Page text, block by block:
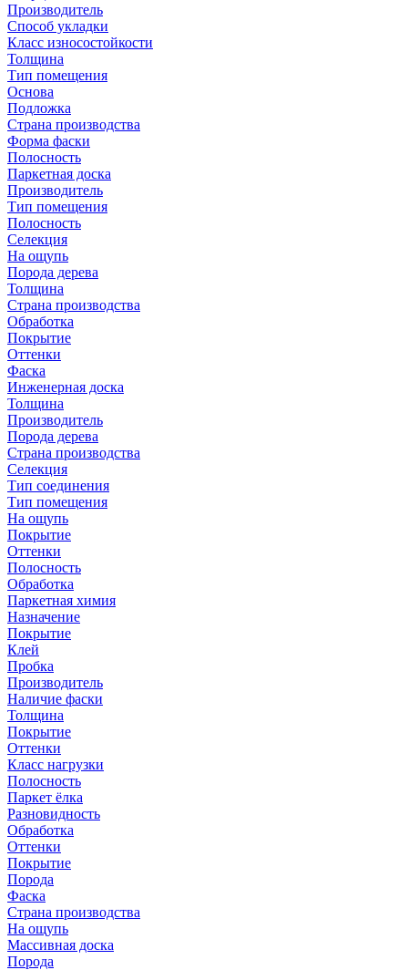
Производитель
Способ укладки
Класс износостойкости
Толщина
Тип помещения
Основа
Подложка
Страна производства
Форма фаски
Полосность
Паркетная доска
Производитель
Тип помещения
Полосность
Селекция
На ощупь
Порода дерева
Толщина
Страна производства
Обработка
Покрытие
Оттенки
Фаска
Инженерная доска
Толщина
Производитель
Порода дерева
Страна производства
Селекция
Тип соединения
Тип помещения
На ощупь
Покрытие
Оттенки
Полосность
Обработка
Паркетная химия
Назначение
Покрытие
Клей
Пробка
Производитель
Наличие фаски
Толщина
Покрытие
Оттенки
Класс нагрузки
Полосность
Паркет ёлка
Разновидность
Обработка
Оттенки
Покрытие
Порода
Фаска
Страна производства
На ощупь
Массивная доска
Порода